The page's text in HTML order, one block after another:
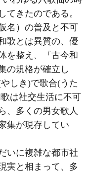
てきたのである。
名）の普及と不可
歌とは異質の、優
を整え、『古今和
の規格が確立し
しき)で歌合(うた
は社交生活に不可
、多くの男女歌人
集が現存してい
いに複雑な都市社
実と相まって、多